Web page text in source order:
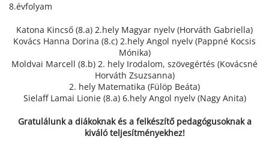
8.évfolyam
Katona Kincső (8.a) 2.hely Magyar nyelv (Horváth Gabriella)
Kovács Hanna Dorina (8.c) 2.hely Angol nyelv (Pappné Kocsis
Mónika)
Moldvai Marcell (8.b) 2. hely Irodalom, szövegértés (Kovácsné
Horváth Zsuzsanna)
2. hely Matematika (Fülöp Beáta)
Sielaff Lamai Lionie (8.a) 6.hely Angol nyelv (Nagy Anita)
Gratulálunk a diákoknak és a felkészítő pedagógusoknak a
kiváló teljesítményekhez!